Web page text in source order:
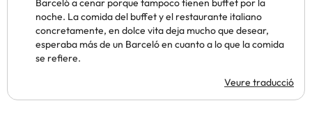
Barceló a cenar porque tampoco tienen buffet por la
noche. La comida del buffet y el restaurante italiano
concretamente, en dolce vita deja mucho que desear,
esperaba más de un Barceló en cuanto a lo que la comida
se refiere.
Veure traducció